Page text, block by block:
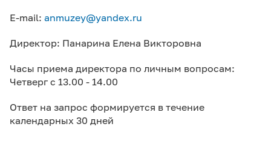
E-mail: anmuzey@yandex.ru
Директор: Панарина Елена Викторовна
Часы приема директора по личным вопросам:
Четверг с 13.00 - 14.00
Ответ на запрос формируется в течение
календарных 30 дней